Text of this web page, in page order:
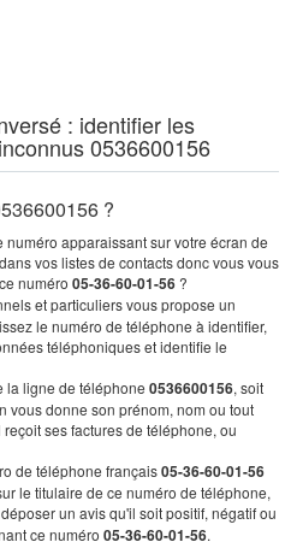
: identifier les
0536600156
?
apparaissant sur votre écran de
vos listes de contacts donc vous vous
numéro 05-36-60-01-56 ?
et particuliers vous propose un
le numéro de téléphone à identifier,
téléphoniques et identifie le
la ligne de téléphone 0536600156, soit
vous donne son prénom, nom ou tout
ses factures de téléphone, ou
de téléphone français05-36-60-01-56
le titulaire de ce numéro de téléphone,
un avis qu'il soit positif, négatif ou
ce numéro 05-36-60-01-56.